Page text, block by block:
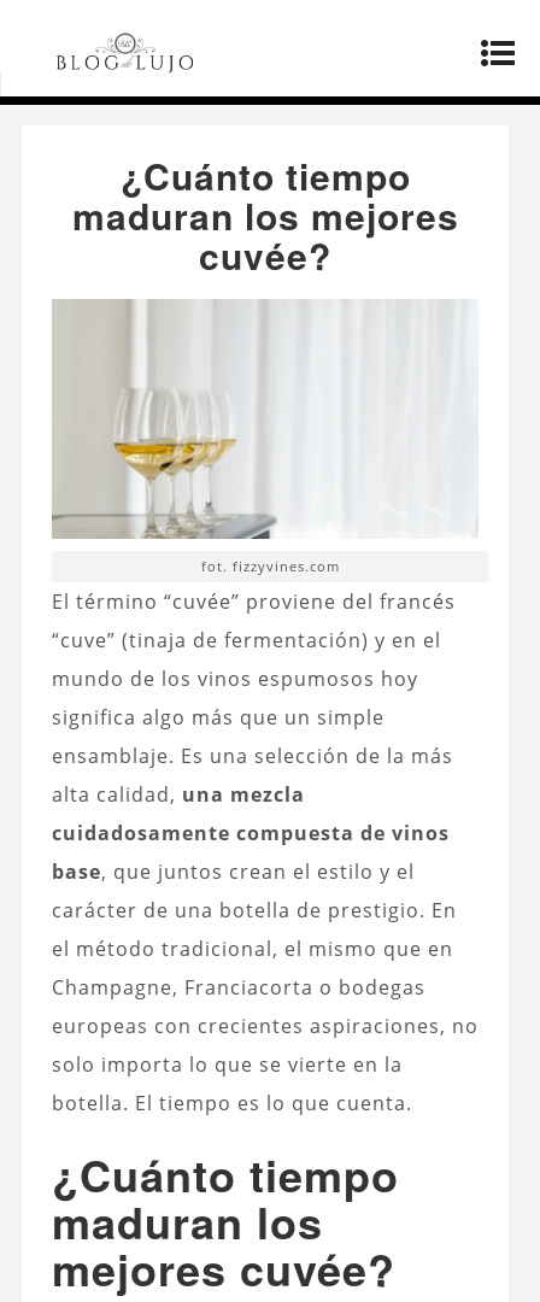
Página principal
¿Cuánto tiempo
maduran los mejores cuvée?
¿Cuánto tiempo
maduran los mejores
cuvée?
fot. fizzyvines.com
El término “cuvée” proviene del francés
“cuve” (tinaja de fermentación) y en el
mundo de los vinos espumosos hoy
significa algo más que un simple
ensamblaje. Es una selección de la más
alta calidad, una mezcla
cuidadosamente compuesta de vinos
base, que juntos crean el estilo y el
carácter de una botella de prestigio. En
el método tradicional, el mismo que en
Champagne, Franciacorta o bodegas
europeas con crecientes aspiraciones, no
solo importa lo que se vierte en la
botella. El tiempo es lo que cuenta.
¿Cuánto tiempo
maduran los
mejores cuvée?